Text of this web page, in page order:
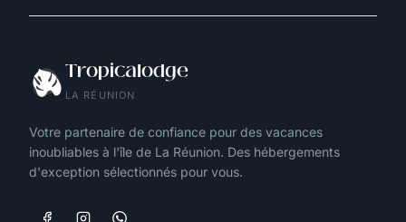
Tropicalodge
LA RÉUNION
Votre partenaire de confiance pour des vacances
inoubliables à l'île de La Réunion. Des hébergements
d'exception sélectionnés pour vous.